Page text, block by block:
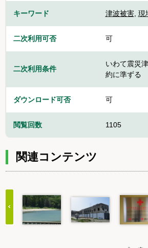
キーワード 津波被害, 現
二次利用可否 可
二次利用条件
いわて震災
約に準ずる
ダウンロード可否 可
閲覧回数 1105
関連コンテンツ